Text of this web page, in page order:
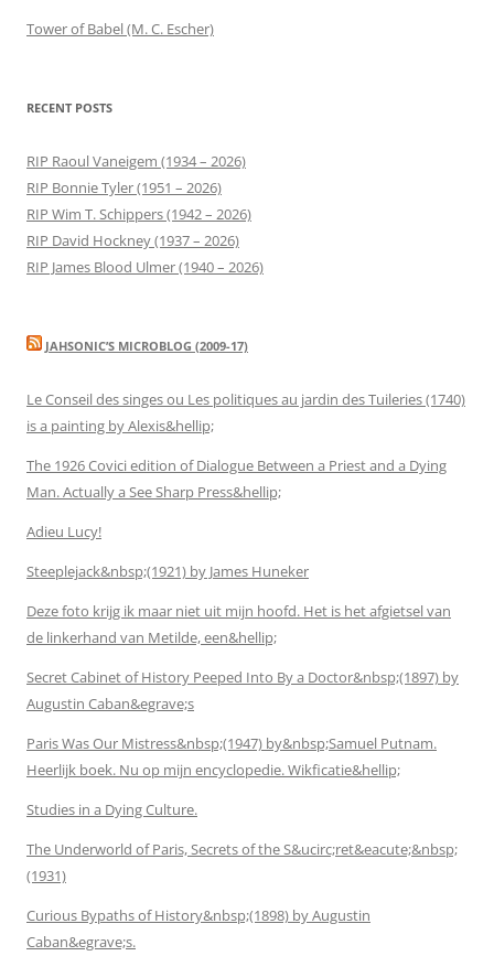
Tower of Babel (M. C. Escher)
RECENT POSTS
RIP Raoul Vaneigem (1934 – 2026)
RIP Bonnie Tyler (1951 – 2026)
RIP Wim T. Schippers (1942 – 2026)
RIP David Hockney (1937 – 2026)
RIP James Blood Ulmer (1940 – 2026)
JAHSONIC’S MICROBLOG (2009-17)
Le Conseil des singes ou Les politiques au jardin des Tuileries (1740)
is a painting by Alexis&hellip;
The 1926 Covici edition of Dialogue Between a Priest and a Dying
Man. Actually a See Sharp Press&hellip;
Adieu Lucy!
Steeplejack&nbsp;(1921) by James Huneker
Deze foto krijg ik maar niet uit mijn hoofd. Het is het afgietsel van
de linkerhand van Metilde, een&hellip;
Secret Cabinet of History Peeped Into By a Doctor&nbsp;(1897) by
Augustin Caban&egrave;s
Paris Was Our Mistress&nbsp;(1947) by&nbsp;Samuel Putnam.
Heerlijk boek. Nu op mijn encyclopedie. Wikficatie&hellip;
Studies in a Dying Culture.
The Underworld of Paris, Secrets of the S&ucirc;ret&eacute;&nbsp;
(1931)
Curious Bypaths of History&nbsp;(1898) by Augustin
Caban&egrave;s.